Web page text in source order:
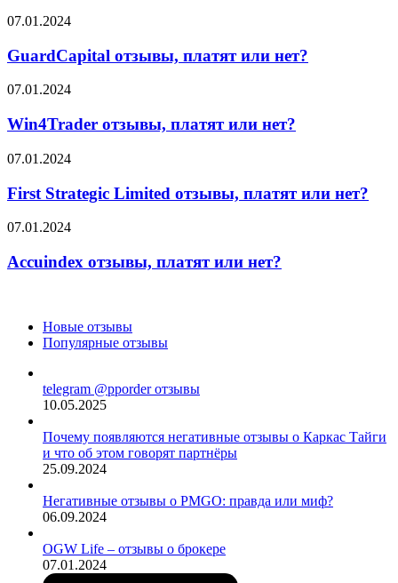
или
GuardCapital
платят
или
нет?
07.01.2024
GuardCapital отзывы, платят или нет?
Win4Trader
платят
нет?
07.01.2024
Win4Trader отзывы, платят или нет?
First
Limited
отзывы,
платят
нет?
07.01.2024
First Strategic Limited отзывы, платят или нет?
Accuindex
платят
или
07.01.2024
Accuindex отзывы, платят или нет?
Новые отзывы
Популярные отзывы
telegram @pporder отзывы
10.05.2025
Почему появляются негативные отзывы о Каркас Тайги
и что об этом говорят партнёры
25.09.2024
Негативные отзывы о PMGO: правда или миф?
06.09.2024
OGW Life – отзывы о брокере
07.01.2024